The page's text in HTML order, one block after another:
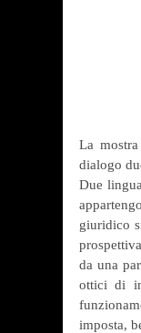
La
dialogo
Due
giuridico
da una
ottici di
imposta,